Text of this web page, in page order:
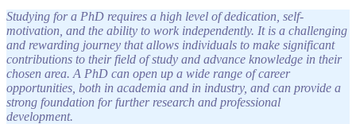
Studying for a PhD requires a high level of dedication, self-
motivation, and the ability to work independently. It is a challenging
and rewarding journey that allows individuals to make significant
contributions to their field of study and advance knowledge in their
chosen area. A PhD can open up a wide range of career
opportunities, both in academia and in industry, and can provide a
strong foundation for further research and professional
development.